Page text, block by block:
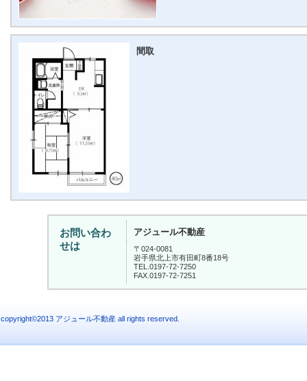
間取
お問い合わ
せは
アジュール不動産
〒024-0081
岩手県北上市有田町8番18号
TEL.0197-72-7250
FAX.0197-72-7251
copyright©2013 アジュール不動産 all rights reserved.